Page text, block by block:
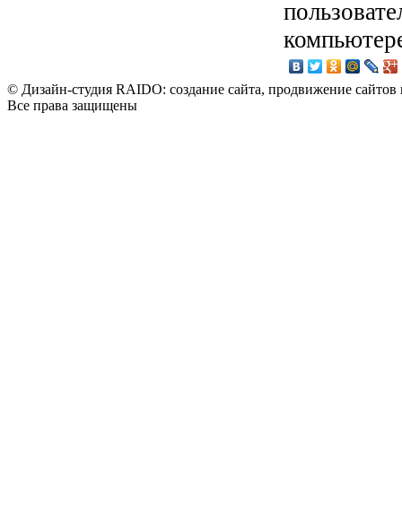
© Дизайн-студия RAIDO: создание сайта, продвижение сайтов
Все права защищены